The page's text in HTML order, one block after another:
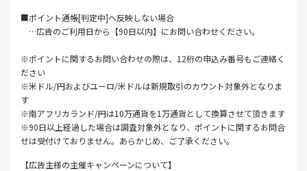
■ポイント通帳[判定中]へ反映しない場合
…広告のご利用日から【90日以内】にお問い合わせください。
※ポイントに関するお問い合わせの際は、12桁の申込み番号もご連絡く
ださい
※米ドル/円およびユーロ/米ドルは新規取引のカウント対象外となりま
す
※南アフリカランド/円は10万通貨を1万通貨として換算させて頂きます
※90日以上経過した場合は調査対象外となり、ポイントに関するお問合
せは受付けておりません。あらかじめ、ご了承ください。
【広告主様の主催キャンペーンについて】